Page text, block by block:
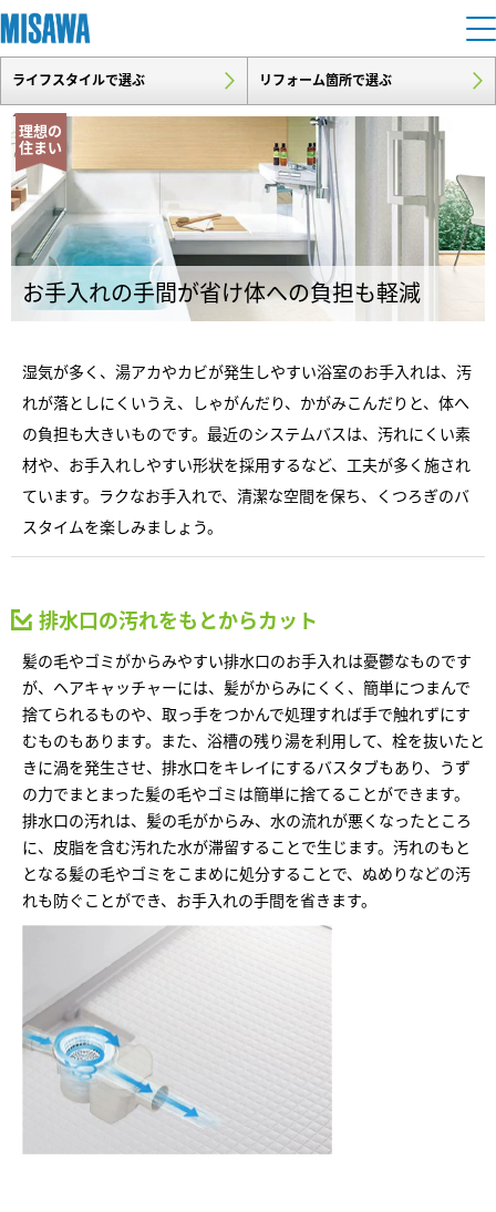
住まい
建てる [注文住宅]
商品ラインアップ
デザイン
建築事例・建築実例
デザイナーズギャラリー
インテリア
住まいづくりガイド
買う
分譲住宅（建売・土地）検索
中古住宅検索
スムストック検索
分譲マンション検索
売る [MISAWA RELAY]
住まいの売却
これから住まいをご検討の方
多彩な動画やこだわりが詰まった建築実例、注目の最新情報など、住
まいづくりを楽しく学べるデジタルラウンジです。
土地活用
個人のお客さま
賃貸住宅
賃貸併用住宅
店舗・各種施設
土地活用モデルルーム見学
土地活用実例
企業不動産活用（CRE）戦略
社宅建築
医療・介護・子育て・障がい福祉施設
これから土地活用・賃貸経営をご検討の方
土地活用の基礎から長期安定経営を目指すオーナー様まで、賃貸経営
に役立つ多彩な情報を幅広くお届けします。
ホームラウンジ 土地活用・賃貸経営
リフォーム
戸建て・マンション
ミサワリフォームとは
リフォームの流れ
リフォームメニュー
リフォーム事例
事業用
事業用リノベーション
ホテル・旅館リフォーム
リフォーム営業所
これからリフォームをご検討の方
実例動画や基礎知識、収納の工夫など、理想の住まいを叶えるリフォ
ームの具体策とアイデアを豊富にご用意しています。
ホームラウンジ リフォーム
まちづくり
複合開発・投資開発
複合開発事業（ASMACI-アスマチ-）
再開発・官民連携事業
分譲マンション開発事業
収益不動産・投資開発事業
建築再生事業
事業用売買
事業用地・事業用建物
分譲用地
すべてのフィールドに新しい価値をデザインし、持続可能な未来志向
のまちづくりを実現していきます。
ミサワゼネラルソリューション
オーナーサポート
サポートメニュー
住まいるりんぐ（ロングサポート）
アフターメンテナンス
ミサワリフォーム
ご相談窓口
お客様センター
ミサワホームオーナーさま・リフォーム工事ご契約者さまとミサワホ
ームを結ぶコミュニケーションサイト。お得・便利・安心なコンテン
ツや、ミサワホームからの大切なお知らせなど配信しています。
ミサワオーナーズクラブ
企 業・IR情報
企業・IR
ニュース
MISAWAについて
ミサワホームグループ
IR情報
SDGs
環境活動
採用情報
新卒者採用
中途採用
障がい者採用
展示場・ イベント情報
カタログ請求
住まいのご相談
ライフスタイルで選ぶ リフォーム箇所で選ぶ
理想の
住まい
お手入れの手間が省け体への負担も軽減
湿気が多く、湯アカやカビが発生しやすい浴室のお手入れは、汚
れが落としにくいうえ、しゃがんだり、かがみこんだりと、体へ
の負担も大きいものです。最近のシステムバスは、汚れにくい素
材や、お手入れしやすい形状を採用するなど、工夫が多く施され
ています。ラクなお手入れで、清潔な空間を保ち、くつろぎのバ
スタイムを楽しみましょう。
排水口の汚れをもとからカット
髪の毛やゴミがからみやすい排水口のお手入れは憂鬱なものです
が、ヘアキャッチャーには、髪がからみにくく、簡単につまんで
捨てられるものや、取っ手をつかんで処理すれば手で触れずにす
むものもあります。また、浴槽の残り湯を利用して、栓を抜いたと
きに渦を発生させ、排水口をキレイにするバスタブもあり、うず
の力でまとまった髪の毛やゴミは簡単に捨てることができます。
排水口の汚れは、髪の毛がからみ、水の流れが悪くなったところ
に、皮脂を含む汚れた水が滞留することで生じます。汚れのもと
となる髪の毛やゴミをこまめに処分することで、ぬめりなどの汚
れも防ぐことができ、お手入れの手間を省きます。